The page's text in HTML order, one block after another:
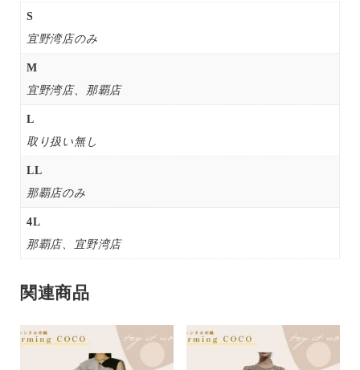
S
宜野湾店のみ
M
宜野湾店、那覇店
L
取り扱い無し
LL
那覇店のみ
4L
那覇店、宜野湾店
関連商品